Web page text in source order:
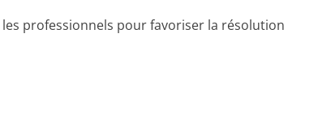
professionnels pour favoriser la résolution